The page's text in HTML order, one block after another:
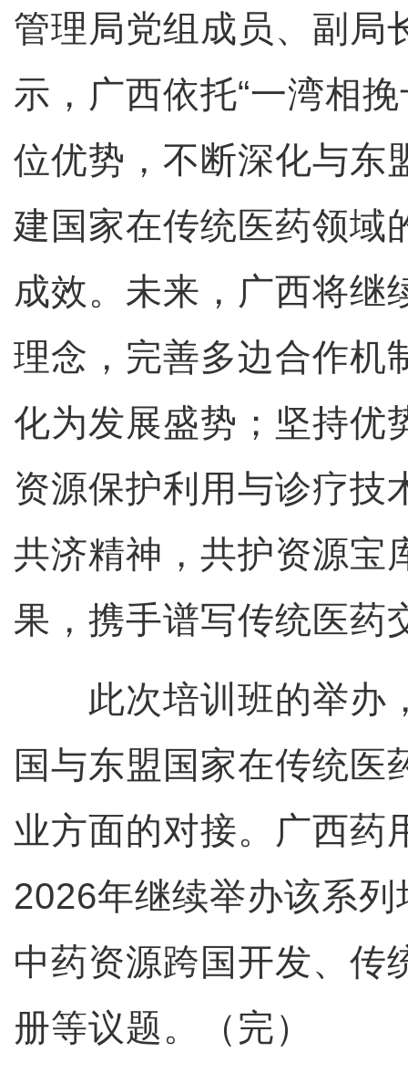
管理局党组成员、副局
示，广西依托“一湾相
位优势，不断深化与东
建国家在传统医药领域
成效。未来，广西将继
理念，完善多边合作机
化为发展盛势；坚持优
资源保护利用与诊疗技
共济精神，共护资源宝
果，携手谱写传统医药
此次培训班的举办
国与东盟国家在传统医
业方面的对接。广西药
2026年继续举办该系
中药资源跨国开发、传
册等议题。（完）